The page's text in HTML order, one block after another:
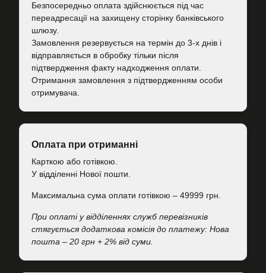
Безпосередньо оплата здійснюється під час
переадресації на захищену сторінку банківського
шлюзу.
Замовлення резервується на термін до 3-х днів і
відправляється в обробку тільки після
підтвердження факту надходження оплати.
Отримання замовлення з підтвердженням особи
отримувача.
Оплата при отриманні
Карткою або готівкою.
У відділенні Нової пошти.
Максимальна сума оплати готівкою – 49999 грн.
При оплаті у відділеннях служб перевізників
стягується додаткова комісія до платежу: Нова
пошта – 20 грн + 2% від суми.